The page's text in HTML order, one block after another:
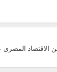
الاقتصاد المصري